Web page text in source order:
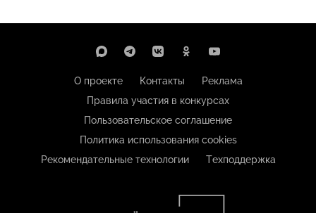
О проекте Контакты
Реклама
Правила участия в конкурсах
Пользовательское соглашение
Политика использования cookies
Рекомендательные технологии
Техподдержка